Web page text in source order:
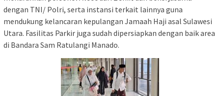
dengan TNI/ Polri, serta instansi terkait lainnya guna
mendukung kelancaran kepulangan Jamaah Haji asal Sulawesi
Utara. Fasilitas Parkir juga sudah dipersiapkan dengan baik area
di Bandara Sam Ratulangi Manado.